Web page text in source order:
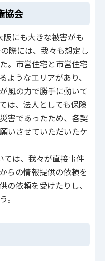
協会
にも大きな被害がも
際には、我々も想定し
。市営住宅と市営住宅
ようなエリアがあり、
風の力で勝手に動いて
は、法人としても保険
害であったため、各契
いさせていただいたケ
ては、我々が直接事件
らの情報提供の依頼を
の依頼を受けたりし、
。